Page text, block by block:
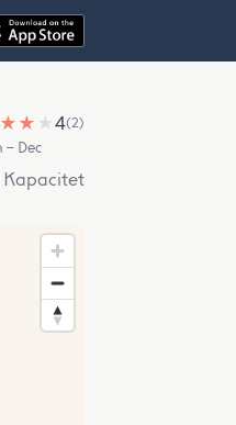
★ ★ ★4(2)
– Dec
Kapacitet